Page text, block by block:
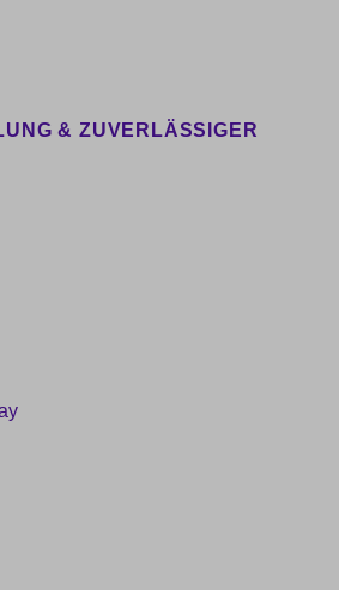
& ZUVERLÄSSIGER